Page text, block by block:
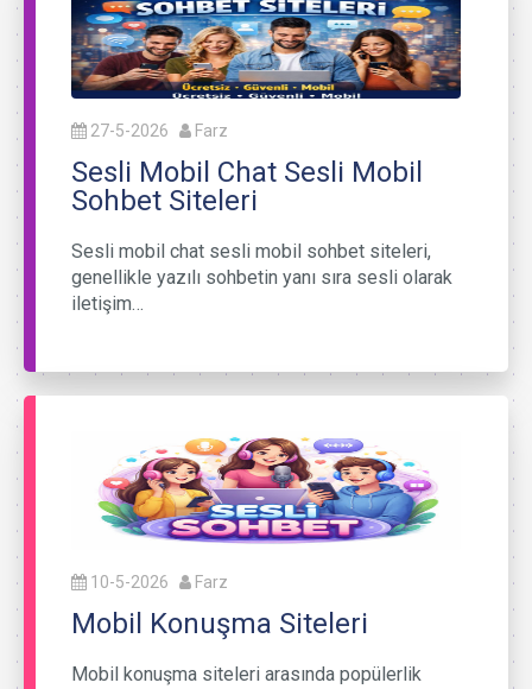
27-5-2026 Farz
Sesli Mobil Chat Sesli Mobil
Sohbet Siteleri
Sesli mobil chat sesli mobil sohbet siteleri,
genellikle yazılı sohbetin yanı sıra sesli olarak
iletişim…
10-5-2026 Farz
Mobil Konuşma Siteleri
Mobil konuşma siteleri arasında popülerlik